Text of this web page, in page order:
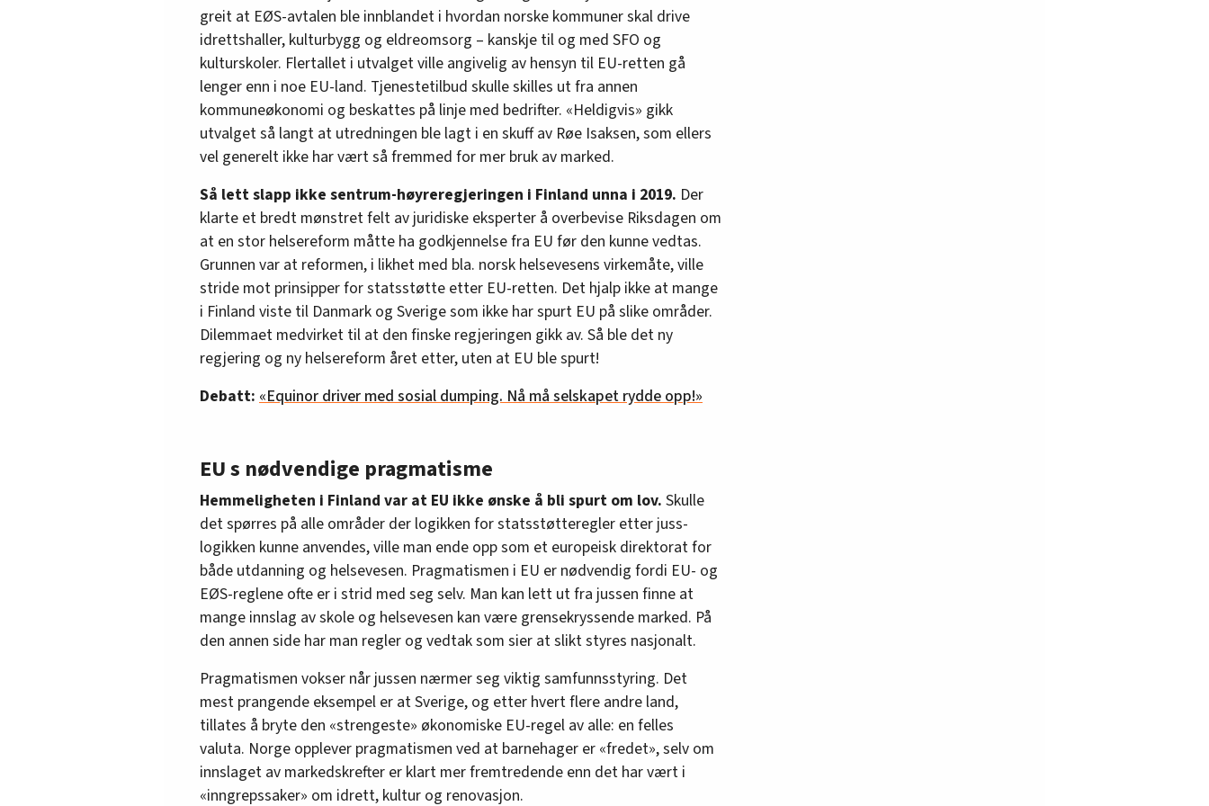
greit at EØS-avtalen ble innblandet i hvordan norske kommuner skal drive
idrettshaller, kulturbygg og eldreomsorg – kanskje til og med SFO og
kulturskoler. Flertallet i utvalget ville angivelig av hensyn til EU-retten gå
lenger enn i noe EU-land. Tjenestetilbud skulle skilles ut fra annen
kommuneøkonomi og beskattes på linje med bedrifter. «Heldigvis» gikk
utvalget så langt at utredningen ble lagt i en skuff av Røe Isaksen, som ellers
vel generelt ikke har vært så fremmed for mer bruk av marked.
Så lett slapp ikke sentrum-høyreregjeringen i Finland unna i 2019. Der
klarte et bredt mønstret felt av juridiske eksperter å overbevise Riksdagen om
at en stor helsereform måtte ha godkjennelse fra EU før den kunne vedtas.
Grunnen var at reformen, i likhet med bla. norsk helsevesens virkemåte, ville
stride mot prinsipper for statsstøtte etter EU-retten. Det hjalp ikke at mange
i Finland viste til Danmark og Sverige som ikke har spurt EU på slike områder.
Dilemmaet medvirket til at den finske regjeringen gikk av. Så ble det ny
regjering og ny helsereform året etter, uten at EU ble spurt!
Debatt: «Equinor driver med sosial dumping. Nå må selskapet rydde opp!»
EU s nødvendige pragmatisme
Hemmeligheten i Finland var at EU ikke ønske å bli spurt om lov. Skulle
det spørres på alle områder der logikken for statsstøtteregler etter juss-
logikken kunne anvendes, ville man ende opp som et europeisk direktorat for
både utdanning og helsevesen. Pragmatismen i EU er nødvendig fordi EU- og
EØS-reglene ofte er i strid med seg selv. Man kan lett ut fra jussen finne at
mange innslag av skole og helsevesen kan være grensekryssende marked. På
den annen side har man regler og vedtak som sier at slikt styres nasjonalt.
Pragmatismen vokser når jussen nærmer seg viktig samfunnsstyring. Det
mest prangende eksempel er at Sverige, og etter hvert flere andre land,
tillates å bryte den «strengeste» økonomiske EU-regel av alle: en felles
valuta. Norge opplever pragmatismen ved at barnehager er «fredet», selv om
innslaget av markedskrefter er klart mer fremtredende enn det har vært i
«inngrepssaker» om idrett, kultur og renovasjon.